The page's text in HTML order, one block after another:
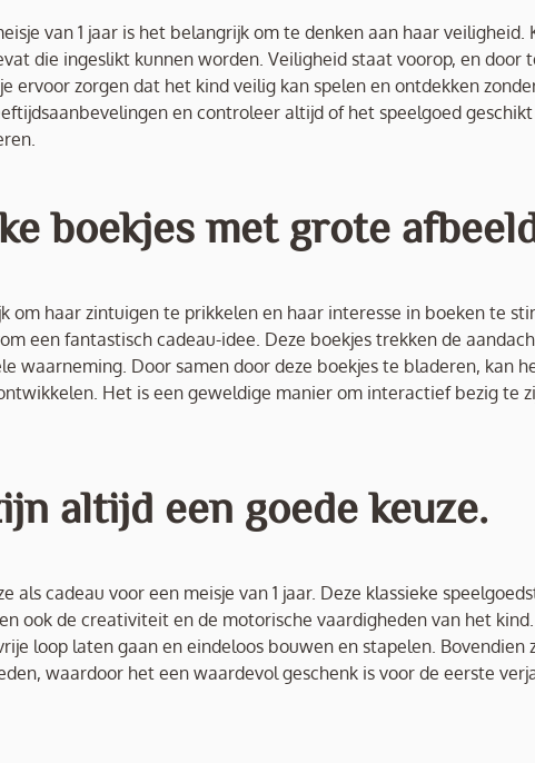
van 1 jaar is het belangrijk om te denken aan haar veiligheid.
die ingeslikt kunnen worden. Veiligheid staat voorop, en door
ervoor zorgen dat het kind veilig kan spelen en ontdekken
en controleer altijd of het speelgoed
boekjes met grote
om haar zintuigen te prikkelen en haar interesse in boeken te
een fantastisch cadeau-idee. Deze boekjes trekken de
waarneming. Door samen door deze boekjes te bladeren, kan
Het is een geweldige manier om interactief bezig te
altijd een goede keuze.
als cadeau voor een meisje van 1 jaar. Deze klassieke
ook de creativiteit en de motorische vaardigheden van het
loop laten gaan en eindeloos bouwen en stapelen. Bovendien
waardoor het een waardevol geschenk is voor de eerste